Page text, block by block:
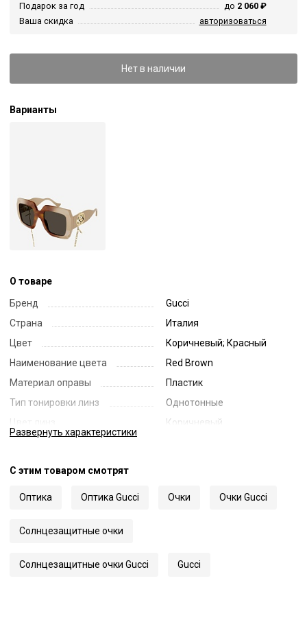
Подарок за год
до 2 060 ₽
Ваша скидка
авторизоваться
Нет в наличии
Варианты
О товаре
Бренд
Gucci
Страна
Италия
Цвет
Коричневый; Красный
Наименование цвета
Red Brown
Материал оправы
Пластик
Тип тонировки линз
Однотонные
Коричневый
Длина заушника
140
Развернуть характеристики
С этим товаром смотрят
Оптика Оптика Gucci Очки Очки Gucci
Солнцезащитные очки
Солнцезащитные очки Gucci Gucci